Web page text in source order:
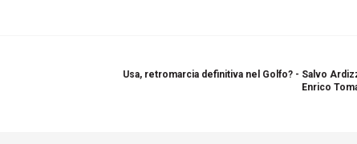
Usa, retromarcia definitiva nel Golfo? - Salvo
Enrico